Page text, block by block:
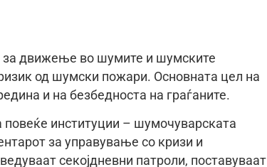
за движење во шумите и шумските
од шумски пожари. Основната цел на
и на безбедноста на граѓаните.
институции – шумочуварската
за управување со кризи и
секојдневни патроли, поставуваат